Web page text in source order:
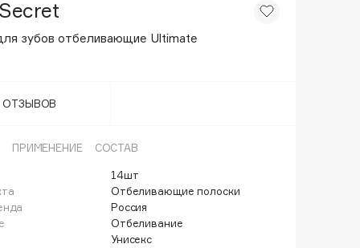
зубов отбеливающие Ultimate
ОТЗЫВОВ
ПРИМЕНЕНИЕ СОСТАВ
14шт
Отбеливающие полоски
Россия
Отбеливание
Унисекс